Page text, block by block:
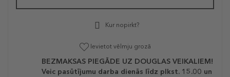
Kur nopirkt?
Ievietot vēlmju grozā
BEZMAKSAS PIEGĀDE UZ DOUGLAS VEIKALIEM!
Veic pasūtījumu darba dienās līdz plkst. 15.00 un